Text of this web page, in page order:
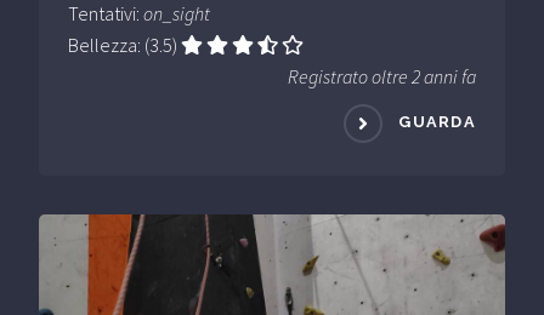
Tentativi: on_sight
Bellezza: (3.5)
Registrato oltre 2 anni fa
GUARDA